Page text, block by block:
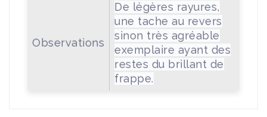
Observations
De légères rayures,
une tache au revers
sinon très agréable
exemplaire ayant des
restes du brillant de
frappe.